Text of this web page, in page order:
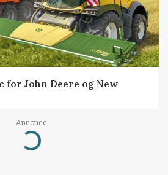
for John Deere og New
Annonce
Loading...